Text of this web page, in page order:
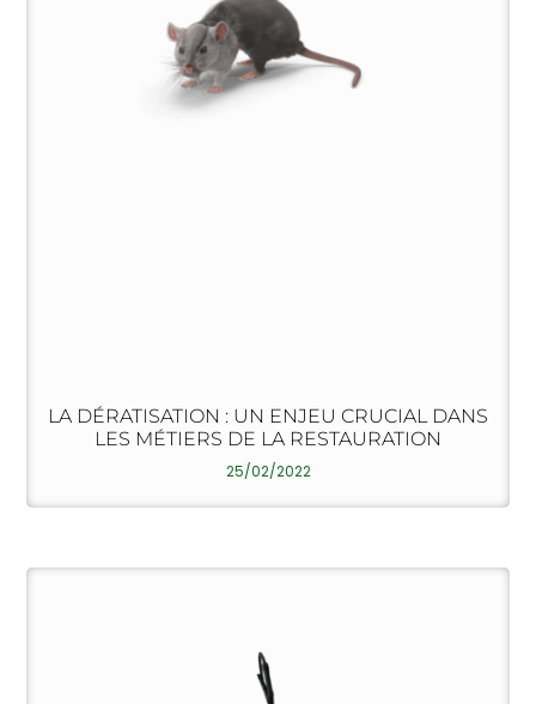
LA DÉRATISATION : UN ENJEU CRUCIAL DANS
LES MÉTIERS DE LA RESTAURATION
25/02/2022